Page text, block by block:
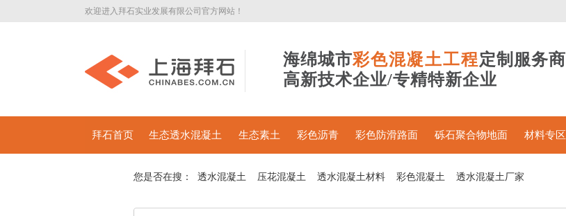
欢迎进入拜石实业发展有限公司官方网站！
海绵城市彩色混凝土工程定制服务商
高新技术企业/专精特新企业
拜石首页 生态透水混凝土 生态素土 彩色沥青 彩色防滑路面 砾石聚合物地面 材料专区
您是否在搜： 透水混凝土 压花混凝土 透水混凝土材料 彩色混凝土 透水混凝土厂家